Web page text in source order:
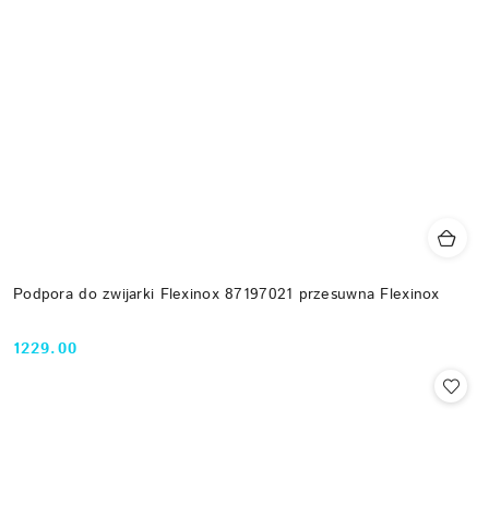
Podpora do zwijarki Flexinox 87197021 przesuwna Flexinox
Cena:
1229.00